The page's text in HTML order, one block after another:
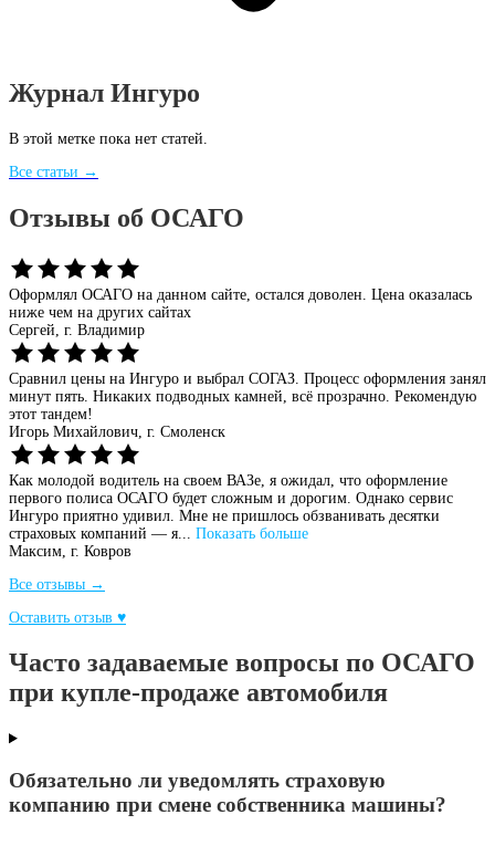
Журнал Ингуро
В этой метке пока нет статей.
Все статьи →
Отзывы об ОСАГО
Оформлял ОСАГО на данном сайте, остался доволен. Цена оказалась
ниже чем на других сайтах
Сергей, г. Владимир
Сравнил цены на Ингуро и выбрал СОГАЗ. Процесс оформления занял
минут пять. Никаких подводных камней, всё прозрачно. Рекомендую
этот тандем!
Игорь Михайлович, г. Смоленск
Как молодой водитель на своем ВАЗе, я ожидал, что оформление
первого полиса ОСАГО будет сложным и дорогим. Однако сервис
Ингуро приятно удивил. Мне не пришлось обзванивать десятки
страховых компаний — я... Показать больше
Максим, г. Ковров
Все отзывы →
Оставить отзыв ♥
Часто задаваемые вопросы по ОСАГО
при купле-продаже автомобиля
Обязательно ли уведомлять страховую
компанию при смене собственника машины?